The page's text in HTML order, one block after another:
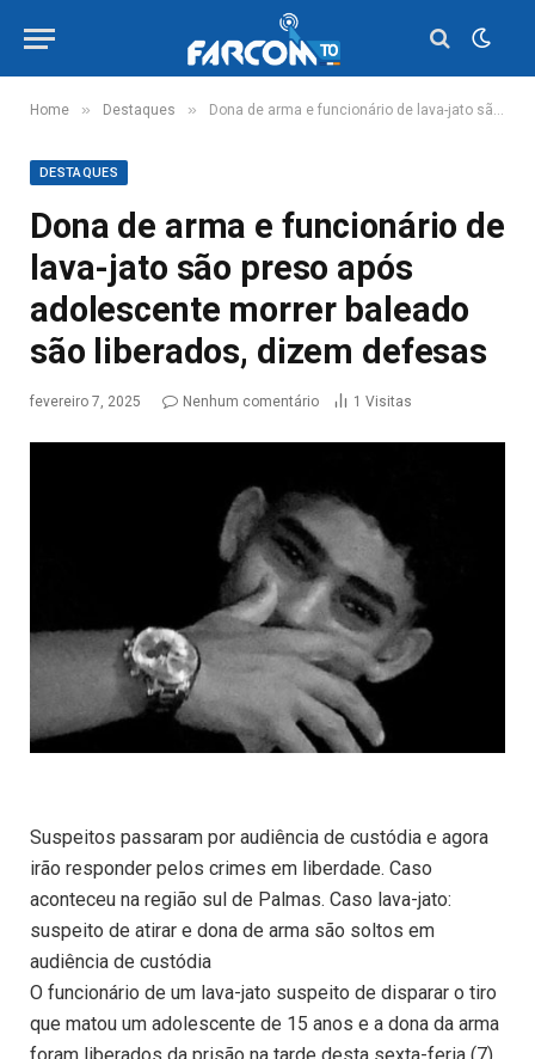
Home » Destaques » Dona de arma e funcionário de lava-jato são preso após adolescente morrer baleado são liberados, dizem defesas
DESTAQUES
Dona de arma e funcionário de
lava-jato são preso após
adolescente morrer baleado
são liberados, dizem defesas
fevereiro 7, 2025 Nenhum comentário 1 Visitas
Suspeitos passaram por audiência de custódia e agora
irão responder pelos crimes em liberdade. Caso
aconteceu na região sul de Palmas. Caso lava-jato:
suspeito de atirar e dona de arma são soltos em
audiência de custódia
O funcionário de um lava-jato suspeito de disparar o tiro
que matou um adolescente de 15 anos e a dona da arma